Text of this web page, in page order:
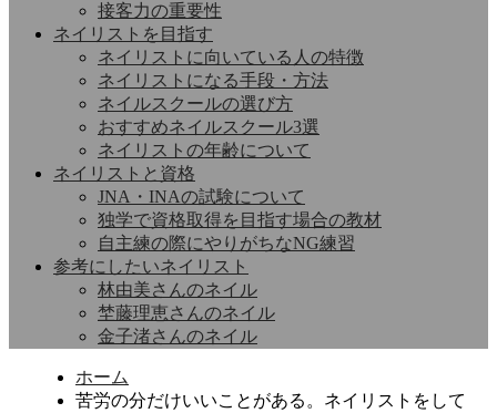
接客力の重要性
ネイリストを目指す
ネイリストに向いている人の特徴
ネイリストになる手段・方法
ネイルスクールの選び方
おすすめネイルスクール3選
ネイリストの年齢について
ネイリストと資格
JNA・INAの試験について
独学で資格取得を目指す場合の教材
自主練の際にやりがちなNG練習
参考にしたいネイリスト
林由美さんのネイル
埜藤理恵さんのネイル
金子渚さんのネイル
ホーム
苦労の分だけいいことがある。ネイリストをして